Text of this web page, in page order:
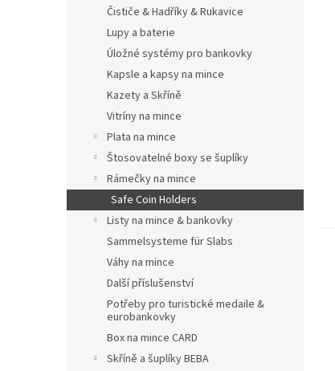
Čističe & Hadříky & Rukavice
Lupy a baterie
Úložné systémy pro bankovky
Kapsle a kapsy na mince
Kazety a Skříně
Vitríny na mince
Plata na mince
Štosovatelné boxy se šuplíky
Rámečky na mince
Safe Coin Holders
Listy na mince & bankovky
Sammelsysteme für Slabs
Váhy na mince
Další příslušenství
Potřeby pro turistické medaile &
eurobankovky
Box na mince CARD
Skříně a šuplíky BEBA